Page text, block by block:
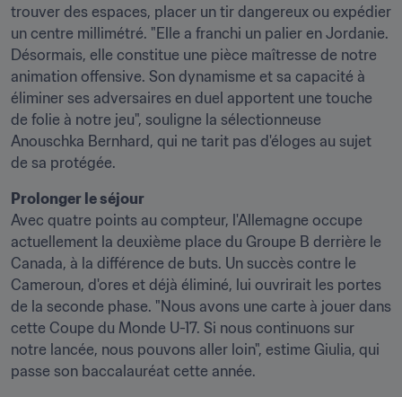
trouver des espaces, placer un tir dangereux ou expédier
un centre millimétré. "Elle a franchi un palier en Jordanie.
Désormais, elle constitue une pièce maîtresse de notre
animation offensive. Son dynamisme et sa capacité à
éliminer ses adversaires en duel apportent une touche
de folie à notre jeu", souligne la sélectionneuse
Anouschka Bernhard, qui ne tarit pas d'éloges au sujet
de sa protégée.
Prolonger le séjour
Avec quatre points au compteur, l'Allemagne occupe
actuellement la deuxième place du Groupe B derrière le
Canada, à la différence de buts. Un succès contre le
Cameroun, d'ores et déjà éliminé, lui ouvrirait les portes
de la seconde phase. "Nous avons une carte à jouer dans
cette Coupe du Monde U-17. Si nous continuons sur
notre lancée, nous pouvons aller loin", estime Giulia, qui
passe son baccalauréat cette année.